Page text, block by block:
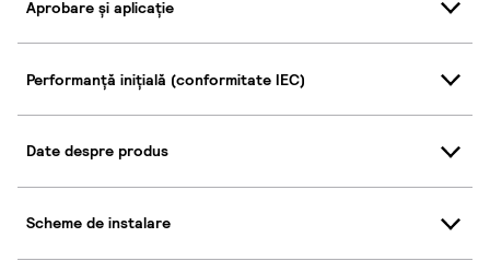
Aprobare și aplicație
Performanță inițială (conformitate IEC)
Date despre produs
Scheme de instalare